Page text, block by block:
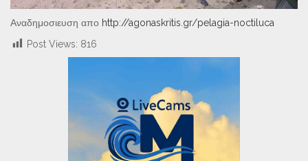
Αναδημοσιευση απο http://agonaskritis.gr/pelagia-noctiluca
Post Views: 816